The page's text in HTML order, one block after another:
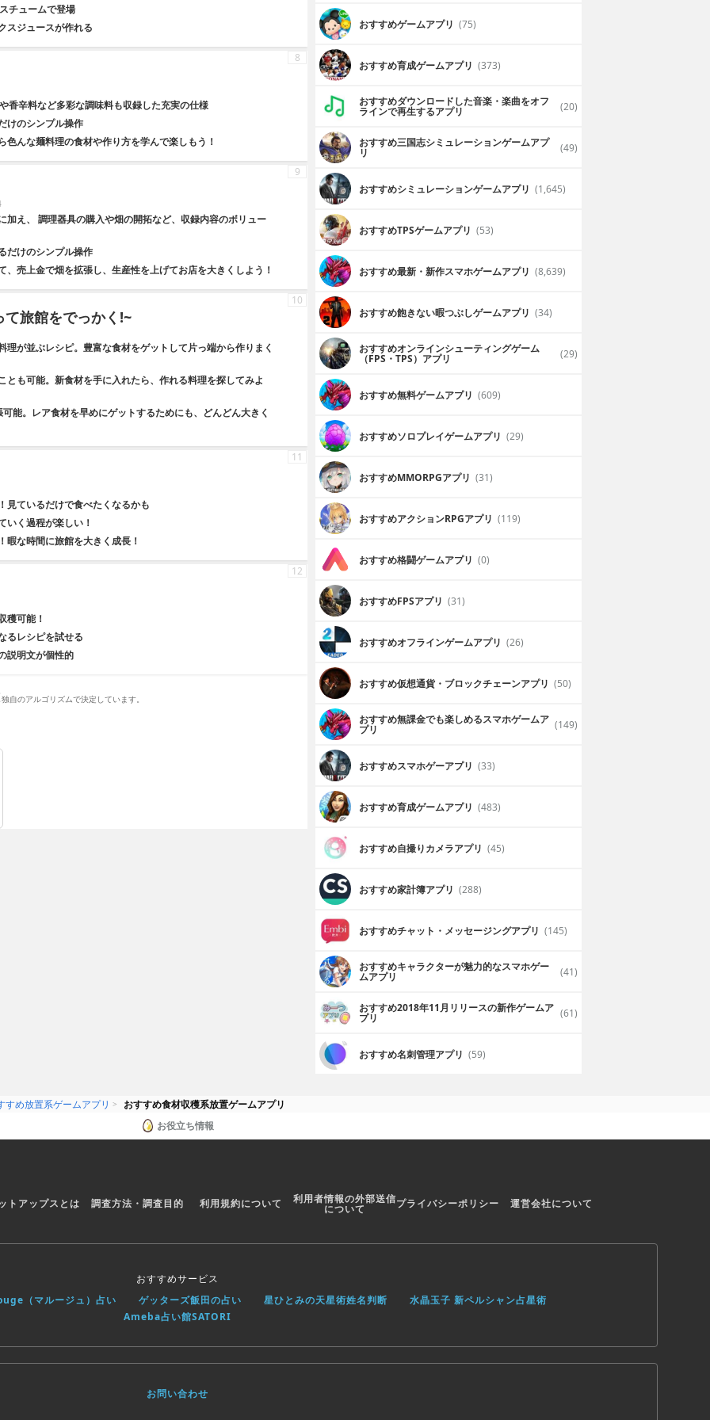
チュームで登場
スジュースが作れる
香辛料など多彩な調味料も収録した充実の仕様
けのシンプル操作
んな麺料理の食材や作り方を学んで楽しもう！
8
加え、 調理器具の購入や畑の開拓など、収録内容のボリュー
だけのシンプル操作
、売上金で畑を拡張し、生産性を上げてお店を大きくしよう！
9
旅館をでっかく!~
理が並ぶレシピ。豊富な食材をゲットして片っ端から作りまく
とも可能。新食材を手に入れたら、作れる料理を探してみよ
能。レア食材を早めにゲットするためにも、どんどん大きく
10
見ているだけで食べたくなるかも
いく過程が楽しい！
な時間に旅館を大きく成長！
11
穫可能！
るレシピを試せる
説明文が個性的
12
自のアルゴリズムで決定しています。
おすすめゲームアプリ (75)
おすすめ育成ゲームアプリ (373)
おすすめダウンロードした音楽・楽曲をオフ
ラインで再生するアプリ (20)
おすすめ三国志シミュレーションゲームアプ
リ (49)
おすすめシミュレーションゲームアプリ (1,645)
おすすめTPSゲームアプリ (53)
おすすめ最新・新作スマホゲームアプリ (8,639)
おすすめ飽きない暇つぶしゲームアプリ (34)
おすすめオンラインシューティングゲーム
（FPS・TPS）アプリ (29)
おすすめ無料ゲームアプリ (609)
おすすめソロプレイゲームアプリ (29)
おすすめ MMORPGアプリ (31)
おすすめアクションRPGアプリ (119)
おすすめ格闘ゲームアプリ (0)
おすすめFPSアプリ (31)
おすすめオフラインゲームアプリ (26)
おすすめ仮想通貨・ブロックチェーンアプリ (50)
おすすめ無課金でも楽しめるスマホゲームア
プリ (149)
おすすめスマホゲーアプリ (33)
おすすめ育成ゲームアプリ (483)
おすすめ自撮りカメラアプリ (45)
おすすめ家計簿アプリ (288)
おすすめチャット・メッセージングアプリ (145)
おすすめキャラクターが魅力的なスマホゲー
ムアプリ (41)
おすすめ2018年11月リリースの新作ゲームア
プリ (61)
おすすめ名刺管理アプリ (59)
すめ放置系ゲームアプリ
おすすめ食材収穫系放置ゲームアプリ
お役立ち情報
トアップスとは 調査方法・調査目的 利用規約について 利用者情報の外部送信
について プライバシーポリシー 運営会社について
おすすめサービス
（マルージュ）占い
ゲッターズ飯田の占い 星ひとみの天星術姓名判断
水晶玉子 新ペルシャン占星術
Ameba占い館SATORI
お問い合わせ